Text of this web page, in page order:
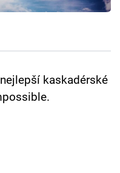
kaskadérské